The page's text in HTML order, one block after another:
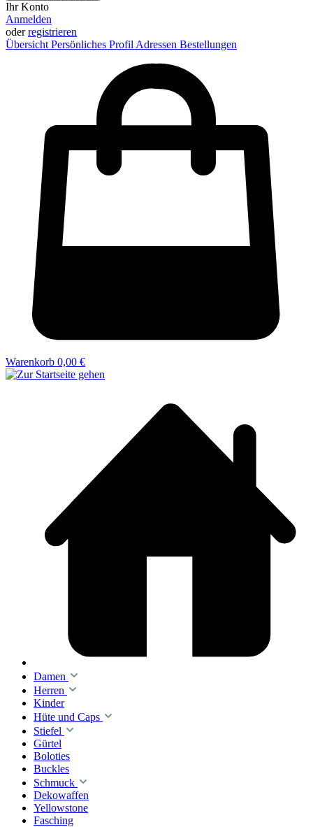
Ihr Konto
Anmelden
oderregistrieren
Übersicht Persönliches Profil Adressen Bestellungen
Warenkorb 0,00 €
Damen
Herren
Kinder
Hüte und Caps
Stiefel
Gürtel
Boloties
Buckles
Schmuck
Dekowaffen
Yellowstone
Fasching